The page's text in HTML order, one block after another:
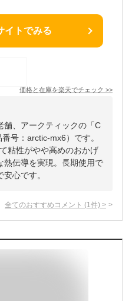
イトでみる
価格と在庫を楽天でチェック >>
舗、アークティックの「C
号：arctic-mx6）です。
粘性がやや高めのおかげ
熱伝導を実現。長期使用で
心です。
全てのおすすめコメント (1 件) >